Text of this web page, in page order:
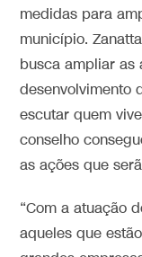
medidas para
município.
busca ampliar as
desenvolvimento
escutar quem
conselho
as ações que
“Com a atuação
aqueles que